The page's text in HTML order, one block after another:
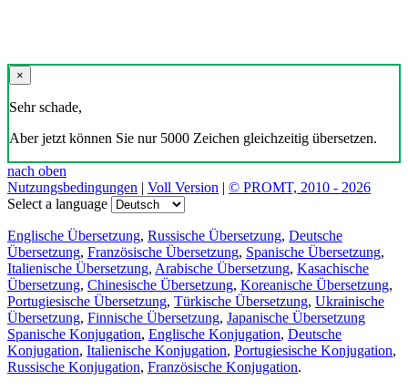
×
Sehr schade,
Aber jetzt können Sie nur 5000 Zeichen gleichzeitig übersetzen.
nach oben
Nutzungsbedingungen | Voll Version | © PROMT, 2010 - 2026
Select a language
Englische Übersetzung, Russische Übersetzung, Deutsche
Übersetzung, Französische Übersetzung, Spanische Übersetzung,
Italienische Übersetzung, Arabische Übersetzung, Kasachische
Übersetzung, Chinesische Übersetzung, Koreanische Übersetzung,
Portugiesische Übersetzung, Türkische Übersetzung, Ukrainische
Übersetzung, Finnische Übersetzung, Japanische Übersetzung
Spanische Konjugation, Englische Konjugation, Deutsche
Konjugation, Italienische Konjugation, Portugiesische Konjugation,
Russische Konjugation, Französische Konjugation.